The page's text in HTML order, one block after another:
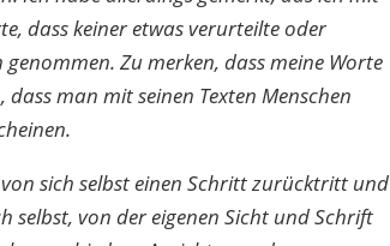
dass keiner etwas verurteilte oder
Zu merken, dass meine Worte
man mit seinen Texten Menschen
sich selbst einen Schritt zurücktritt und
selbst, von der eigenen Sicht und Schrift